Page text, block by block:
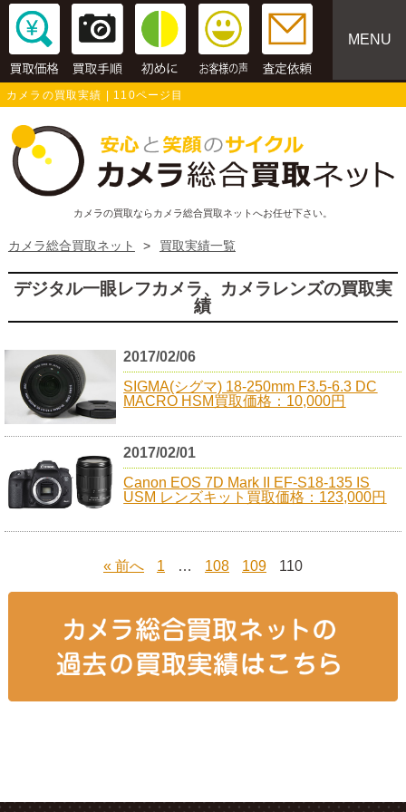
MENU
カメラの買取実績 | 110ページ目
カメラの買取ならカメラ総合買取ネットへお任せ下さい。
カメラ総合買取ネット > 買取実績一覧
デジタル一眼レフカメラ、カメラレンズの買取実
績
2017/02/06
SIGMA(シグマ) 18-250mm F3.5-6.3 DC
MACRO HSM買取価格：10,000円
2017/02/01
Canon EOS 7D Mark II EF-S18-135 IS
USM レンズキット買取価格：123,000円
« 前へ 1 … 108 109 110